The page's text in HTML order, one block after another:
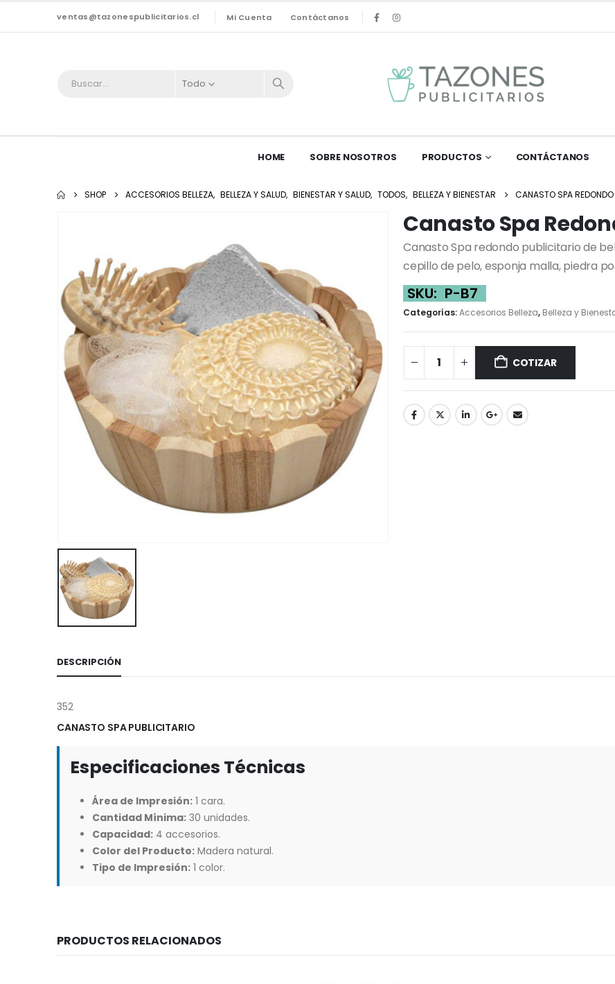
ventas@tazonespublicitarios.cl Mi Cuenta Contáctanos
Todo
HOME SOBRE NOSOTROS PRODUCTOS CONTÁCTANOS
SHOP ACCESORIOS BELLEZA, BELLEZA Y SALUD, BIENESTAR Y SALUD, TODOS, BELLEZA Y BIENESTAR CANASTO SPA
Canasto Spa
Canasto Spa redondo publicitario de
cepillo de pelo, esponja malla, piedra
SKU: P-B7
Categorías:Accesorios Belleza, Belleza y
COTIZAR
DESCRIPCIÓN
352
CANASTO SPA PUBLICITARIO
Especificaciones Técnicas
Área de Impresión: 1 cara.
Cantidad Mínima: 30 unidades.
Capacidad: 4 accesorios.
Color del Producto: Madera natural.
Tipo de Impresión: 1 color.
PRODUCTOS RELACIONADOS